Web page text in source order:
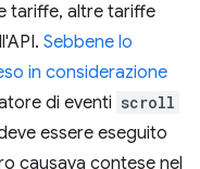
tariffe, altre tariffe
Sebbene lo
in considerazione
di eventi scroll
essere eseguito
causava contese nel